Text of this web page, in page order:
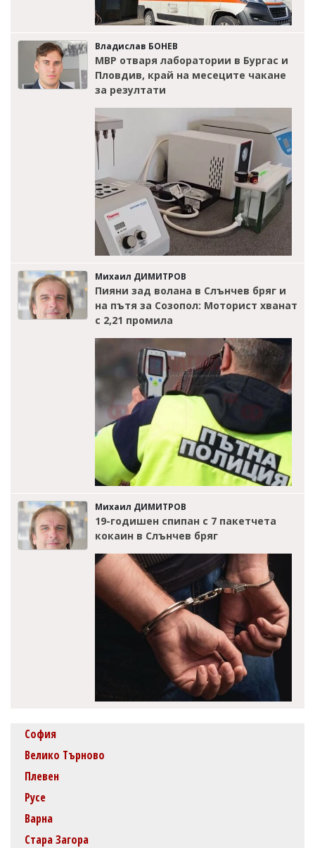
Владислав БОНЕВ
МВР отваря лаборатории в Бургас и
Пловдив, край на месеците чакане
за резултати
Михаил ДИМИТРОВ
Пияни зад волана в Слънчев бряг и
на пътя за Созопол: Моторист хванат
с 2,21 промила
Михаил ДИМИТРОВ
19-годишен спипан с 7 пакетчета
кокаин в Слънчев бряг
София
Велико Търново
Плевен
Русе
Варна
Стара Загора